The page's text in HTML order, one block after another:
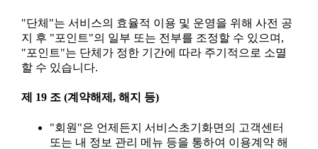
"단체"는 서비스의 효율적 이용 및 운영을 위해 사전 공
지 후 "포인트"의 일부 또는 전부를 조정할 수 있으며,
"포인트"는 단체가 정한 기간에 따라 주기적으로 소멸
할 수 있습니다.
제 19 조 (계약해제, 해지 등)
"회원"은 언제든지 서비스초기화면의 고객센터
또는 내 정보 관리 메뉴 등을 통하여 이용계약 해